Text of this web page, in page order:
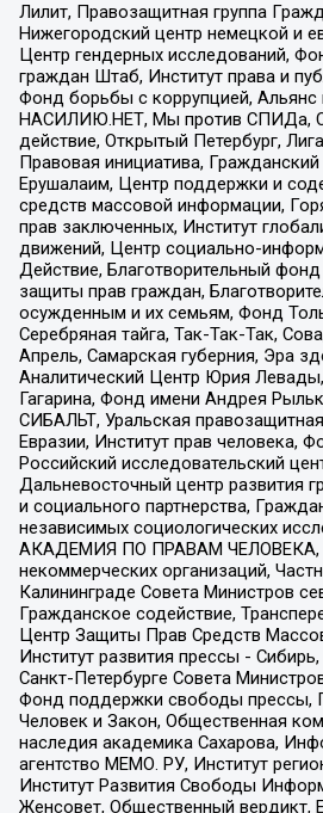
Лилит, Правозащитная группа
Нижегородский центр немецкой и
Центр гендерных исследований,
граждан Штаб, Институт права и
Фонд борьбы с коррупцией, Альянс
НАСИЛИЮ.НЕТ, Мы против СПИДа,
действие, Открытый Петербург,
Правовая инициатива,
Ерушалаим, Центр поддержки и
средств массовой информации,
прав заключенных, Институт
движений, Центр социально-
Действие, Благотворительный
защиты прав граждан,
осужденным и их семьям, Фонд
Серебряная тайга, Так-Так-Так,
Апрель, Самарская губерния, Эра
Аналитический Центр Юрия
Гагарина, Фонд имени Андрея
СИБАЛЬТ, Уральская
Евразии, Институт прав человека,
Российский исследовательский
Дальневосточный центр развития
и социального партнерства,
независимых социологических
АКАДЕМИЯ ПО ПРАВАМ ЧЕЛОВЕКА,
некоммерческих организаций,
Калининграде Совета Министров
Гражданское содействие,
Центр Защиты Прав Средств
Институт развития прессы -
Санкт-Петербурге Совета
Фонд поддержки свободы прессы,
Человек и Закон, Общественная
наследия академика Сахарова,
агентство МЕМО. РУ, Институт
Институт Развития Свободы
Женсовет, Общественный вердикт,